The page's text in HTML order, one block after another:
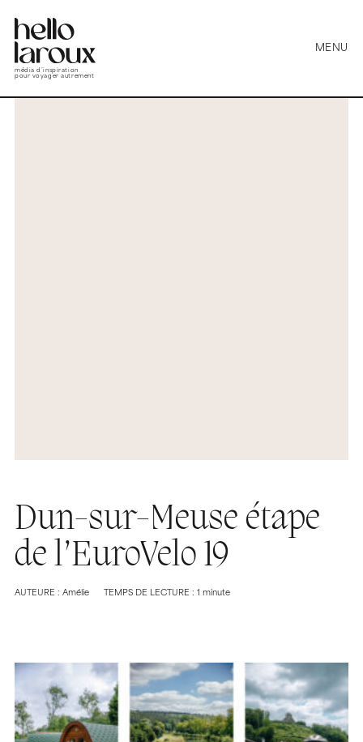
média d’inspiration
pour voyager autrement
MENU
Dun-sur-Meuse étape
de l’EuroVelo 19
AUTEURE : Amélie TEMPS DE LECTURE : 1 minute